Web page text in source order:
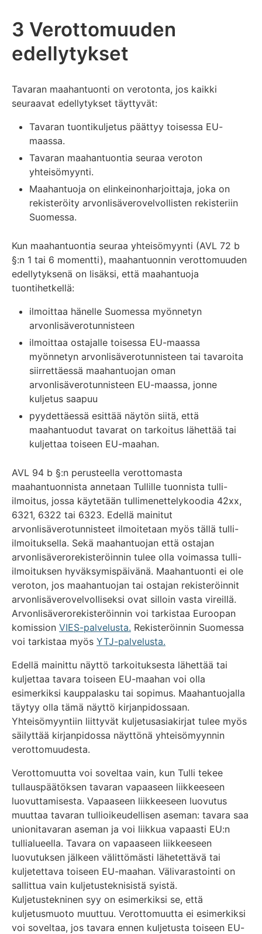
3 Verottomuuden
edellytykset
Tavaran maahantuonti on verotonta, jos kaikki
seuraavat edellytykset täyttyvät:
Tavaran tuontikuljetus päättyy toisessa EU-
maassa.
Tavaran maahantuontia seuraa veroton
yhteisömyynti.
Maahantuoja on elinkeinonharjoittaja, joka on
rekisteröity arvonlisäverovelvollisten rekisteriin
Suomessa.
Kun maahantuontia seuraa yhteisömyynti (AVL 72 b
§:n 1 tai 6 momentti), maahantuonnin verottomuuden
edellytyksenä on lisäksi, että maahantuoja
tuontihetkellä:
ilmoittaa hänelle Suomessa myönnetyn
arvonlisäverotunnisteen
ilmoittaa ostajalle toisessa EU-maassa
myönnetyn arvonlisäverotunnisteen tai tavaroita
siirrettäessä maahantuojan oman
arvonlisäverotunnisteen EU-maassa, jonne
kuljetus saapuu
pyydettäessä esittää näytön siitä, että
maahantuodut tavarat on tarkoitus lähettää tai
kuljettaa toiseen EU-maahan.
AVL 94 b §:n perusteella verottomasta
maahantuonnista annetaan Tullille tuonnista tulli-
ilmoitus, jossa käytetään tullimenettelykoodia 42xx,
6321, 6322 tai 6323. Edellä mainitut
arvonlisäverotunnisteet ilmoitetaan myös tällä tulli-
ilmoituksella. Sekä maahantuojan että ostajan
arvonlisäverorekisteröinnin tulee olla voimassa tulli-
ilmoituksen hyväksymispäivänä. Maahantuonti ei ole
veroton, jos maahantuojan tai ostajan rekisteröinnit
arvonlisäverovelvolliseksi ovat silloin vasta vireillä.
Arvonlisäverorekisteröinnin voi tarkistaa Euroopan
komission VIES-palvelusta. Rekisteröinnin Suomessa
voi tarkistaa myös YTJ-palvelusta.
Edellä mainittu näyttö tarkoituksesta lähettää tai
kuljettaa tavara toiseen EU-maahan voi olla
esimerkiksi kauppalasku tai sopimus. Maahantuojalla
täytyy olla tämä näyttö kirjanpidossaan.
Yhteisömyyntiin liittyvät kuljetusasiakirjat tulee myös
säilyttää kirjanpidossa näyttönä yhteisömyynnin
verottomuudesta.
Verottomuutta voi soveltaa vain, kun Tulli tekee
tullauspäätöksen tavaran vapaaseen liikkeeseen
luovuttamisesta. Vapaaseen liikkeeseen luovutus
muuttaa tavaran tullioikeudellisen aseman: tavara saa
unionitavaran aseman ja voi liikkua vapaasti EU:n
tullialueella. Tavara on vapaaseen liikkeeseen
luovutuksen jälkeen välittömästi lähetettävä tai
kuljetettava toiseen EU-maahan. Välivarastointi on
sallittua vain kuljetusteknisistä syistä.
Kuljetustekninen syy on esimerkiksi se, että
kuljetusmuoto muuttuu. Verottomuutta ei esimerkiksi
voi soveltaa, jos tavara ennen kuljetusta toiseen EU-